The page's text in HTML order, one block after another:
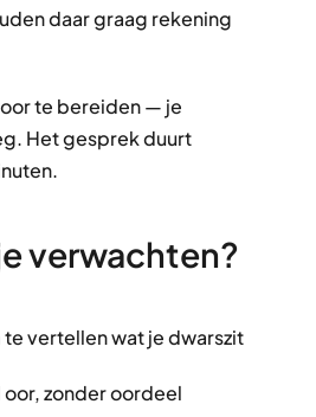
daar graag rekening
te bereiden — je
Het gesprek duurt
verwachten?
te vertellen wat je dwarszit
zonder oordeel